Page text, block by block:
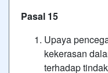
Pasal 15
Upaya
kekerasan
terhadap